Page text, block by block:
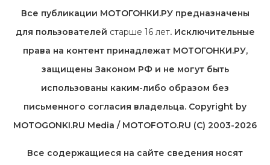
Все публикации МОТОГОНКИ.РУ предназначены
для пользователей старше 16 лет. Исключительные
права на контент принадлежат МОТОГОНКИ.РУ,
защищены Законом РФ и не могут быть
использованы каким-либо образом без
письменного согласия владельца. Copyright by
MOTOGONKI.RU Media / MOTOFOTO.RU (C) 2003-2026
Все содержащиеся на cайте сведения носят